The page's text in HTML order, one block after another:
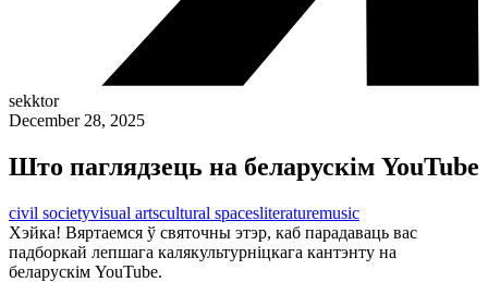
sekktor
December 28, 2025
Што паглядзець на беларускім YouTube
civil societyvisual artscultural spacesliteraturemusic
Хэйка! Вяртаемся ў святочны этэр, каб парадаваць вас
падборкай лепшага калякультурніцкага кантэнту на
беларускім YouTube.